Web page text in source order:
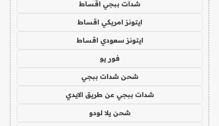
شدات ببجي اقساط
ايتونز امريكي اقساط
ايتونز سعودي اقساط
فور يو
شحن شدات ببجي
شدات ببجي عن طريق الايدي
شحن يلا لودو